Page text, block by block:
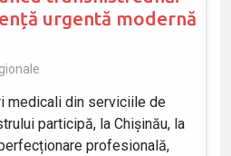
urgentă modernă
medicali din serviciile de
participă, la Chișinău, la
profesională,